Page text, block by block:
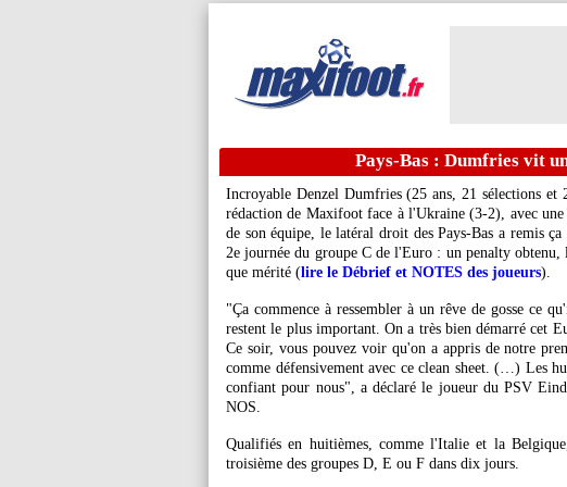
Pays-Bas : Dumfries vit
Incroyable Denzel Dumfries (25 ans, 21 sélections
rédaction de Maxifoot face à l'Ukraine (3-2), avec
de son équipe, le latéral droit des Pays-Bas a remis
2e journée du groupe C de l'Euro : un penalty
que mérité (lire le Débrief et NOTES des joueurs).
"Ça commence à ressembler à un rêve de gosse ce
restent le plus important. On a très bien démarré cet
Ce soir, vous pouvez voir qu'on a appris de notre
comme défensivement avec ce clean sheet. (…) Les
confiant pour nous", a déclaré le joueur du PSV
NOS.
Qualifiés en huitièmes, comme l'Italie et la
troisième des groupes D, E ou F dans dix jours.